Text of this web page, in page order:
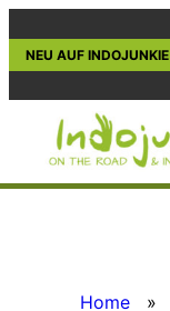
Inhalt
NEU AUF INDOJUNKIE
Home »